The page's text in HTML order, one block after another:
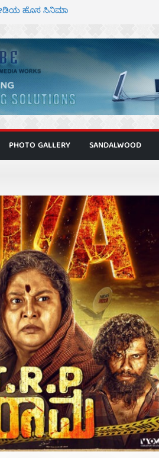
ಹೊಸ ಸಿನಿಮಾ
ವೈಭವ
ಚಿತ್ರ ತೆರೆಗೆ
ಫಸ್ಟ್ ಲುಕ್
PHOTO GALLERY SANDALWOOD